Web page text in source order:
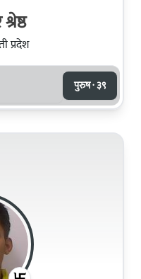
भरत कुमार श्रेष्ठ
प्रदेश
पुरुष · ३९